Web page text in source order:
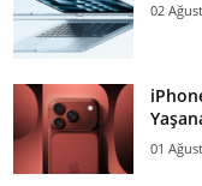
02
01